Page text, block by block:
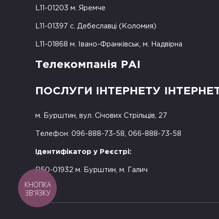
L11-01203 м. Яремче
L11-01397 с. Дебеславці (Коломия)
L11-01868 м. Івано-Франківськ, м. Надвірна
Телекомпанія РАІ
ПОСЛУГИ ІНТЕРНЕТУ
м. Бурштин, вул. Січових Стрільців, 27
Телефон: 096-888-73-58, 066-888-73-58
Ідентифікатор у Реєстрі:
R50-01932 м. Бурштин, м. Галич
КНОПКА
ЗВ'ЯЗКУ